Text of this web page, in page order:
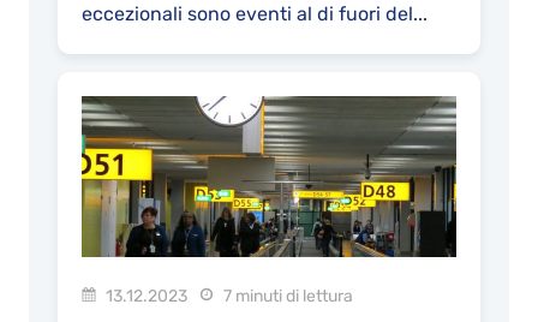
eccezionali sono eventi al di fuori del...
13.12.2023 7 minuti di lettura